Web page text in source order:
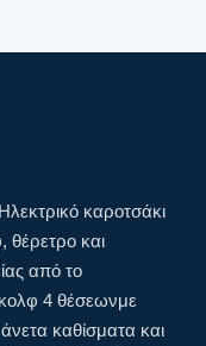
καροτσάκι
θέρετρο και
από το
4 θέσεωνμε
καθίσματα και